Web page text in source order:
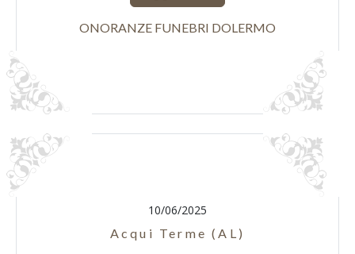
ONORANZE FUNEBRI DOLERMO
10/06/2025
Acqui Terme (AL)